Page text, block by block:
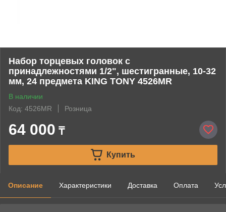
Набор торцевых головок с
принадлежностями 1/2", шестигранные, 10-32
мм, 24 предмета KING TONY 4526MR
В наличии
Код: 4526MR
Розница
64 000 ₸
Купить
Описание Характеристики Доставка Оплата